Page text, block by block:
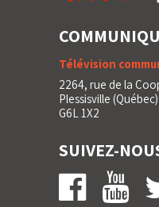
Télévision
2264, rue de la
Plessisville (Québec)
G6L 1X2
SUIVEZ-